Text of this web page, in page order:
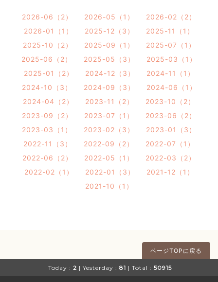
2026-06（2） 2026-05（1）
2026-02（2）
2026-01（1）
2025-12（3）
2025-11（1）
2025-10（2）
2025-09（1）
2025-07（1）
2025-06（2）
2025-05（3）
2025-03（1）
2025-01（2）
2024-12（3）
2024-11（1）
2024-10（3）
2024-09（3）
2024-06（1）
2024-04（2）
2023-11（2）
2023-10（2）
2023-09（2）
2023-07（1）
2023-06（2）
2023-03（1）
2023-02（3）
2023-01（3）
2022-11（3）
2022-09（2）
2022-07（1）
2022-06（2）
2022-05（1）
2022-03（2）
2022-02（1）
2022-01（3）
2021-12（1）
2021-10（1）
ページTOPに戻る
Today : 2 | Yesterday : 81 | Total : 50915